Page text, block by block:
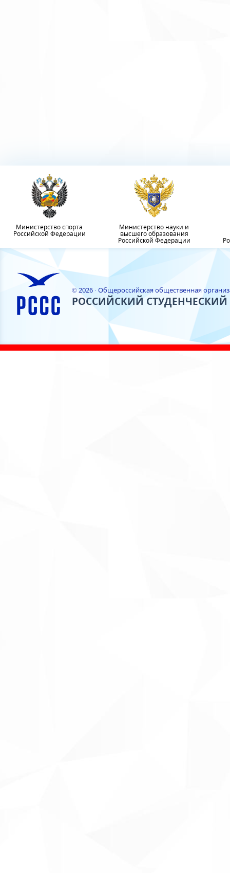
Министерство спорта
Российской Федерации
Министерство науки и
высшего образования
Российской Федерации
© 2026 · Общероссийская общественная
РОССИЙСКИЙ